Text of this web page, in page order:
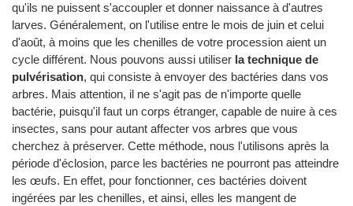
qu'ils ne puissent s'accoupler et donner naissance à d'autres
larves. Généralement, on l'utilise entre le mois de juin et celui
d'août, à moins que les chenilles de votre procession aient un
cycle différent. Nous pouvons aussi utiliser la technique de
pulvérisation, qui consiste à envoyer des bactéries dans vos
arbres. Mais attention, il ne s'agit pas de n'importe quelle
bactérie, puisqu'il faut un corps étranger, capable de nuire à ces
insectes, sans pour autant affecter vos arbres que vous
cherchez à préserver. Cette méthode, nous l'utilisons après la
période d'éclosion, parce les bactéries ne pourront pas atteindre
les œufs. En effet, pour fonctionner, ces bactéries doivent
ingérées par les chenilles, et ainsi, elles les mangent de